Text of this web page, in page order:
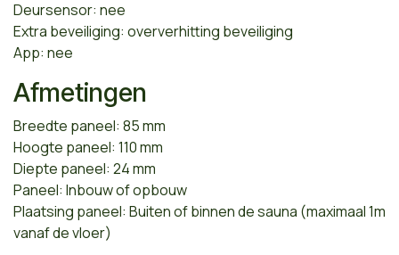
Deursensor: nee
Extra beveiliging: oververhitting beveiliging
App: nee
Afmetingen
Breedte paneel: 85 mm
Hoogte paneel: 110 mm
Diepte paneel: 24 mm
Paneel: Inbouw of opbouw
Plaatsing paneel: Buiten of binnen de sauna (maximaal 1m
vanaf de vloer)